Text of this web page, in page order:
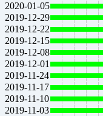
2020-01-05
2019-12-29
2019-12-22
2019-12-15
2019-12-08
2019-12-01
2019-11-24
2019-11-17
2019-11-10
2019-11-03